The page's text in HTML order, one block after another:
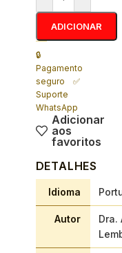
ADICIONAR
🔒
Pagamento
seguro ✅
Suporte
WhatsApp
Adicionar
aos
favoritos
DETALHES
Idioma
Autor
Dra.